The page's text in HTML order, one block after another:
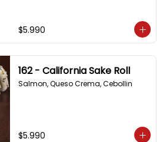
$5.990
162 - California Sake Roll
Salmon, Queso Crema, Cebollin
$5.990